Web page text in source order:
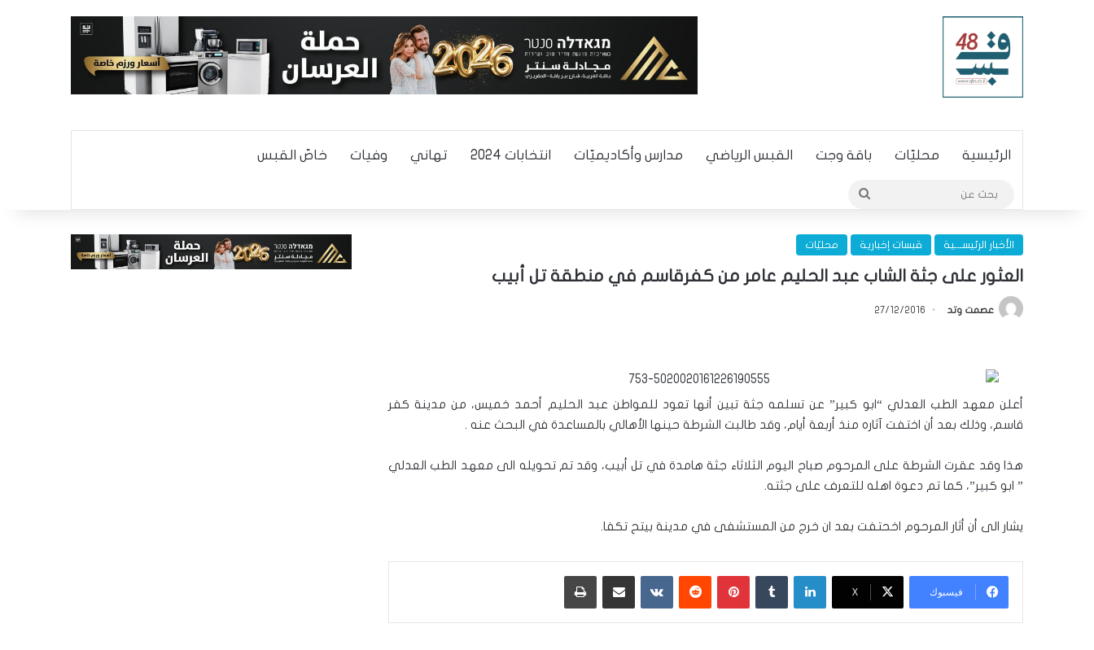
الرئيسية محليّات باقة وجت القبس الرياضي مدارس وأكاديميّات انتخابات 2024 تهاني وفيات خاصّ القبس
الأخبار الرئيســـية قبسات إخبارية محليّات
العثور على جثة الشاب عبد الحليم عامر من كفرقاسم في منطقة تل أبيب
عصمت وتد 27/12/2016
أعلن معهد الطب العدلي “ابو كبير” عن تسلمه جثة تبين أنها تعود للمواطن عبد الحليم أحمد خميس، من مدينة كفر
قاسم، وذلك بعد أن اختفت آثاره منذ أربعة أيام، وقد طالبت الشرطة حينها الأهالي بالمساعدة في البحث عنه .
هذا وقد عقرت الشرطة على المرحوم صباح اليوم الثلاثاء جثة هامدة في تل أبيب، وقد تم تحويله الى معهد الطب العدلي
” ابو كبير”، كما تم دعوة اهله للتعرف على جثته.
يشار الى أن أثار المرحوم اخحتفت بعد ان خرج من المستشفى في مدينة بيتح تكفا.
فيسبوك ‫X
لينكدإن بينتيريست ‏VKontakte